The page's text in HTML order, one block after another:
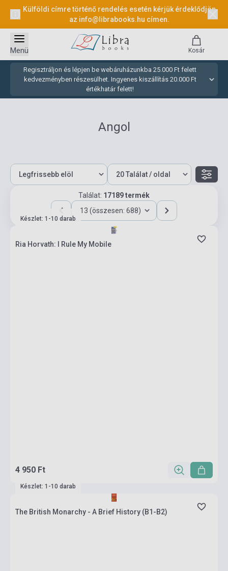
Külföldi címre történő rendelés esetén kérjük érdeklődjön
az info@librabooks.hu címen.
Regisztráljon és lépjen be webáruházunkba 25.000 Ft felett
kedvezményben részesülhet. Ingyenes kiszállítás 20.000 Ft
értékhatár felett!
Menü Kosár
Angol
Találat: 17189 termék
13 (összesen: 688)
Készlet: 1-10 darab
Ria Horvath: I Rule My Mobile
4 950 Ft
Készlet: 1-10 darab
The British Monarchy - A Brief History (B1-B2)